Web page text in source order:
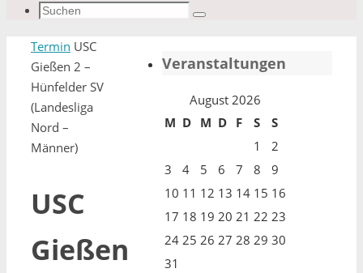
Suchen
Suchen
Start
Termin USC
Gießen 2 –
Hünfelder SV
(Landesliga
Nord –
Männer)
USC
Gießen
Veranstaltungen
August 2026
M D M D F S
S
1
2
3
4 5 6 7 8
9
10 11 12 13 14 15 16
17 18 19 20 21 22 23
24 25 26 27 28 29 30
31